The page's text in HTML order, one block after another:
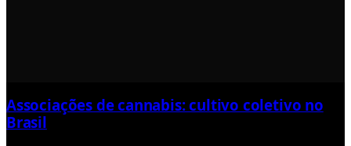
Associações de cannabis: cultivo coletivo no
Brasil